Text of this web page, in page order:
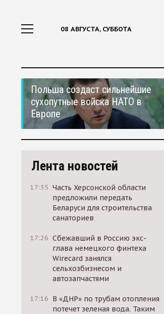
08 АВГУСТА, СУББОТА
Польша создаст сильнейшие
сухопутные войска НАТО в
Европе
Лента новостей
17:35 Часть Херсонской области
предложили передать
Беларуси для строительства
санаториев
17:26 Сбежавший в Россию экс-
глава немецкого финтеха
Wirecard занялся
сельхозбизнесом и
автозапчастями
17:16 В «ДНР» по трубам отопления
потечет зеленая вода. Таким